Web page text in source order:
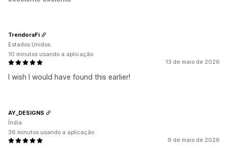
13 de maio de 2026
I wish I would have found this earlier!
TrendoraFi
Estados Unidos
10 minutos usando a aplicação
9 de maio de 2026
AY_DESIGNS
Índia
36 minutos usando a aplicação